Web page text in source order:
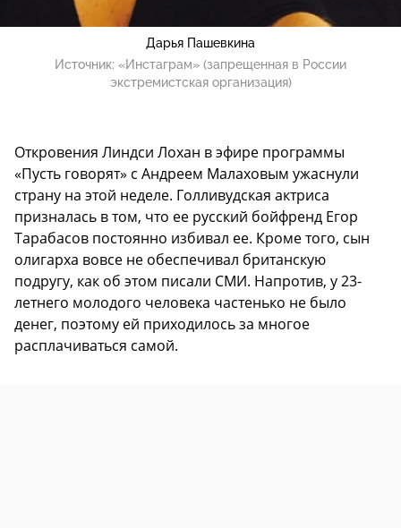
Дарья Пашевкина
Источник: «Инстаграм» (запрещенная в России
экстремистская организация)
Откровения Линдси Лохан в эфире программы
«Пусть говорят» с Андреем Малаховым ужаснули
страну на этой неделе. Голливудская актриса
призналась в том, что ее русский бойфренд Егор
Тарабасов постоянно избивал ее. Кроме того, сын
олигарха вовсе не обеспечивал британскую
подругу, как об этом писали СМИ. Напротив, у 23-
летнего молодого человека частенько не было
денег, поэтому ей приходилось за многое
расплачиваться самой.